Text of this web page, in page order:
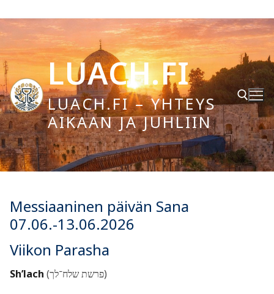
Hyppää
sisältöön
LUACH.FI
LUACH.FI – YHTEYS
AIKAAN JA JUHLIIN
Hae:
Messiaaninen päivän Sana
07.06.-13.06.2026
Viikon Parasha
Sh’lach (פרשת שלח־לך)